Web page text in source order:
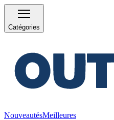
Catégories
NouveautésMeilleures